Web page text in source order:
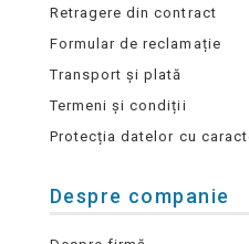
Retragere din contract
Formular de reclamație
Transport și plată
Termeni și condiții
Protecția datelor cu
Despre companie